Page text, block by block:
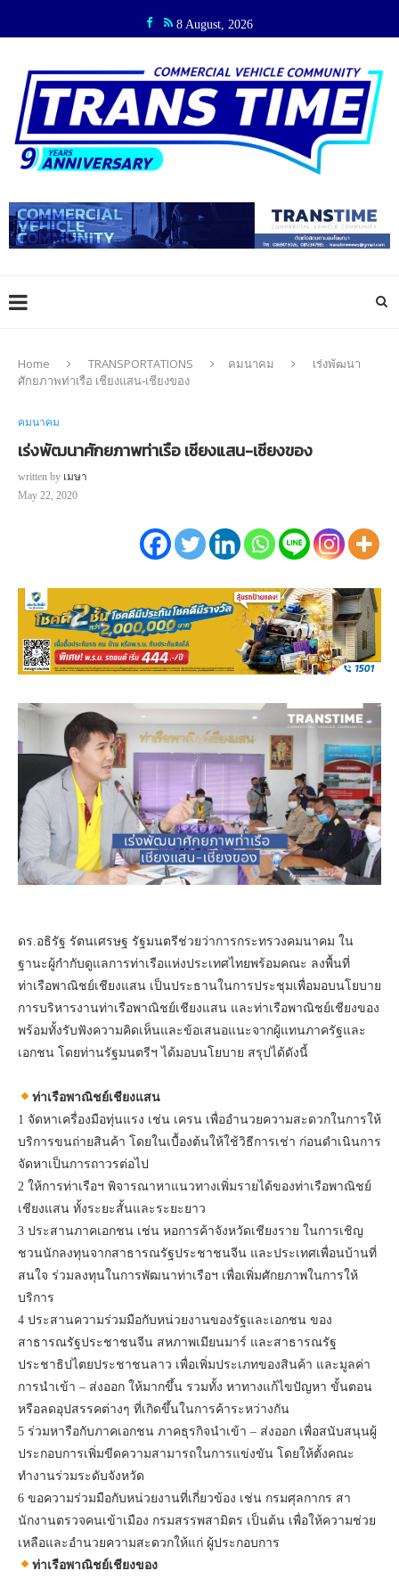
8 August, 2026
Home TRANSPORTATIONS คมนาคม
เร่งพัฒนา
ศักยภาพท่าเรือ เชียงแสน-เชียงของ
คมนาคม
เร่งพัฒนาศักยภาพท่าเรือ เชียงแสน-เชียงของ
written by เมษา
May 22, 2020
ดร.อธิรัฐ รัตนเศรษฐ รัฐมนตรีช่วยว่าการกระทรวงคมนาคม ใน
ฐานะผู้กำกับดูแลการท่าเรือแห่งประเทศไทยพร้อมคณะ ลงพื้นที่
ท่าเรือพาณิชย์เชียงแสน เป็นประธานในการประชุมเพื่อมอบนโยบาย
การบริหารงานท่าเรือพาณิชย์เชียงแสน และท่าเรือพาณิชย์เชียงของ
พร้อมทั้งรับฟังความคิดเห็นและข้อเสนอแนะจากผู้แทนภาครัฐและ
เอกชน โดยท่านรัฐมนตรีฯ ได้มอบนโยบาย สรุปได้ดังนี้
ท่าเรือพาณิชย์เชียงแสน
1 จัดหาเครื่องมือทุ่นแรง เช่น เครน เพื่ออำนวยความสะดวกในการให้
บริการขนถ่ายสินค้า โดยในเบื้องต้นให้ใช้วิธีการเช่า ก่อนดำเนินการ
จัดหาเป็นการถาวรต่อไป
2 ให้การท่าเรือฯ พิจารณาหาแนวทางเพิ่มรายได้ของท่าเรือพาณิชย์
เชียงแสน ทั้งระยะสั้นและระยะยาว
3 ประสานภาคเอกชน เช่น หอการค้าจังหวัดเชียงราย ในการเชิญ
ชวนนักลงทุนจากสาธารณรัฐประชาชนจีน และประเทศเพื่อนบ้านที่
สนใจ ร่วมลงทุนในการพัฒนาท่าเรือฯ เพื่อเพิ่มศักยภาพในการให้
บริการ
4 ประสานความร่วมมือกับหน่วยงานของรัฐและเอกชน ของ
สาธารณรัฐประชาชนจีน สหภาพเมียนมาร์ และสาธารณรัฐ
ประชาธิปไตยประชาชนลาว เพื่อเพิ่มประเภทของสินค้า และมูลค่า
การนำเข้า – ส่งออก ให้มากขึ้น รวมทั้ง หาทางแก้ไขปัญหา ขั้นตอน
หรือลดอุปสรรคต่างๆ ที่เกิดขึ้นในการค้าระหว่างกัน
5 ร่วมหารือกับภาคเอกชน ภาคธุรกิจนำเข้า – ส่งออก เพื่อสนับสนุนผู้
ประกอบการเพิ่มขีดความสามารถในการแข่งขัน โดยให้ตั้งคณะ
ทำงานร่วมระดับจังหวัด
6 ขอความร่วมมือกับหน่วยงานที่เกี่ยวข้อง เช่น กรมศุลกากร สา
นักงานตรวจคนเข้าเมือง กรมสรรพสามิตร เป็นต้น เพื่อให้ความช่วย
เหลือและอำนวยความสะดวกให้แก่ ผู้ประกอบการ
ท่าเรือพาณิชย์เชียงของ